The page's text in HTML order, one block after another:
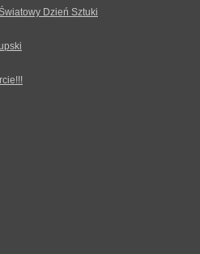
Dzień Sztuki